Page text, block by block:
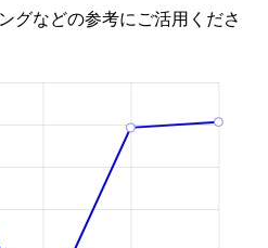
グなどの参考にご活用くださ